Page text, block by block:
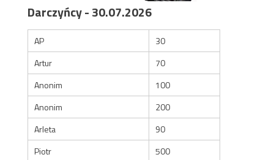
Darczyńcy - 30.07.2026
AP
30
Artur
70
Anonim
100
Anonim
200
Arleta
90
Piotr
500